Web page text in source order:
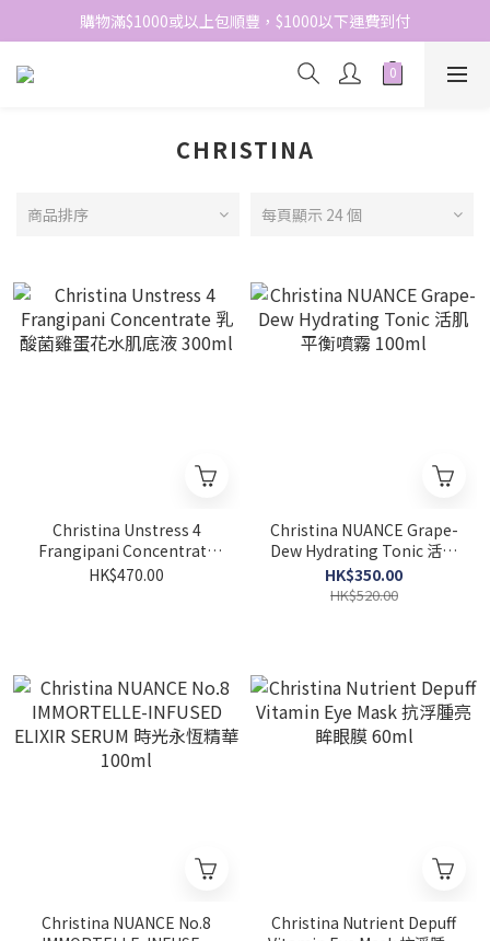
網站免費登記會員，會員優惠價於結帳時自動扣減
購物滿$1000或以上包順豐，$1000以下運費到付
網站免費登記會員，會員優惠價於結帳時自動扣減
CHRISTINA
商品排序 每頁顯示 24 個
Christina Unstress 4
Frangipani Concentrate
乳酸菌雞蛋花水肌底液
HK$470.00
Christina NUANCE Grape-
Dew Hydrating Tonic 活肌
平衡噴霧 100ml
HK$350.00
HK$520.00
Christina NUANCE No.8
Christina Nutrient Depuff